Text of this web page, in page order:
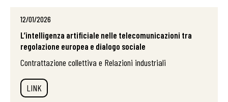
12/01/2026
L’intelligenza artificiale nelle telecomunicazioni tra
regolazione europea e dialogo sociale
Contrattazione collettiva e Relazioni industriali
LINK